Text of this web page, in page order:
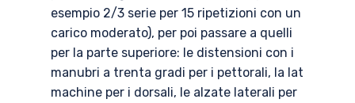
esempio 2/3 serie per 15 ripetizioni con un
carico moderato), per poi passare a quelli
per la parte superiore: le distensioni con i
manubri a trenta gradi per i pettorali, la lat
machine per i dorsali, le alzate laterali per